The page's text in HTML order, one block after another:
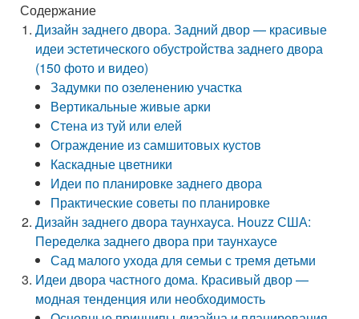
Содержание
Дизайн заднего двора. Задний двор — красивые
идеи эстетического обустройства заднего двора
(150 фото и видео)
Задумки по озеленению участка
Вертикальные живые арки
Стена из туй или елей
Ограждение из самшитовых кустов
Каскадные цветники
Идеи по планировке заднего двора
Практические советы по планировке
Дизайн заднего двора таунхауса. Houzz США:
Переделка заднего двора при таунхаусе
Сад малого ухода для семьи с тремя детьми
Идеи двора частного дома. Красивый двор —
модная тенденция или необходимость